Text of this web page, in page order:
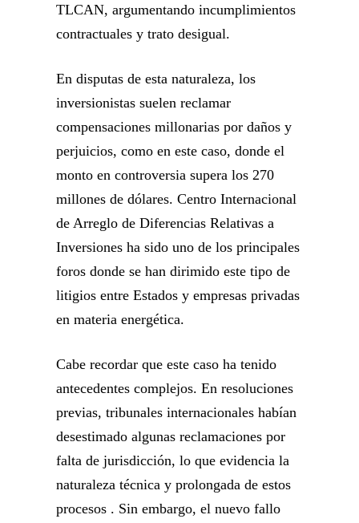
TLCAN, argumentando incumplimientos
contractuales y trato desigual.
En disputas de esta naturaleza, los
inversionistas suelen reclamar
compensaciones millonarias por daños y
perjuicios, como en este caso, donde el
monto en controversia supera los 270
millones de dólares. Centro Internacional
de Arreglo de Diferencias Relativas a
Inversiones ha sido uno de los principales
foros donde se han dirimido este tipo de
litigios entre Estados y empresas privadas
en materia energética.
Cabe recordar que este caso ha tenido
antecedentes complejos. En resoluciones
previas, tribunales internacionales habían
desestimado algunas reclamaciones por
falta de jurisdicción, lo que evidencia la
naturaleza técnica y prolongada de estos
procesos . Sin embargo, el nuevo fallo